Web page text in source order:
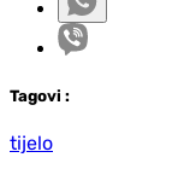
Tagovi :
tijelo